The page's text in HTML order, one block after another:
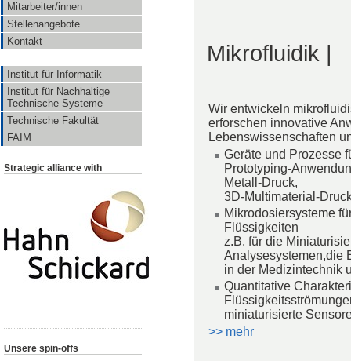
Mitarbeiter/innen
Stellenangebote
Kontakt
Institut für Informatik
Institut für Nachhaltige
Technische Systeme
Technische Fakultät
FAIM
Strategic alliance with
Unsere spin-offs
Mikrofluidik |
Wir entwickeln
erforschen innovative
Lebenswissenschaften
Geräte und Prozesse
Metall‐Druck,
Mikrodosiersysteme
Flüssigkeiten
z.B. für die
Analysesystemen,die
in der Medizintechnik
Quantitative
miniaturisierte
>> mehr